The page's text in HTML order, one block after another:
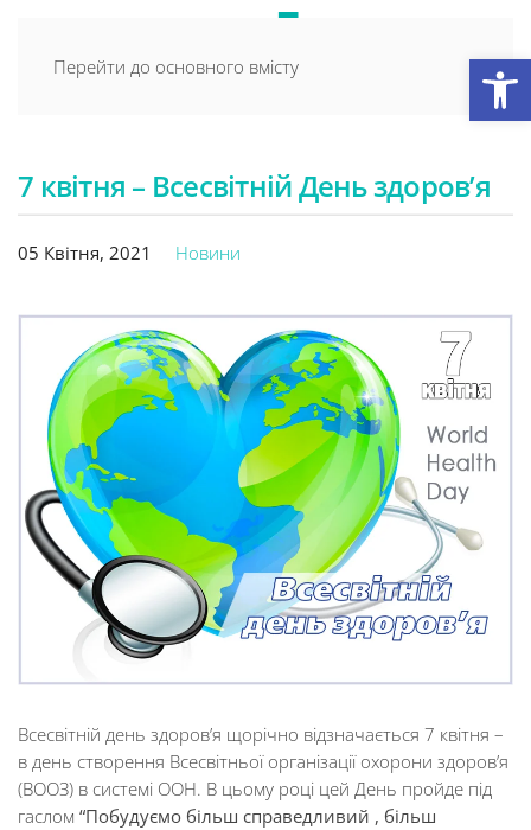
Перейти до основного вмісту
7 квітня – Всесвітній День здоров’я
05 Квітня, 2021 Новини
Всесвітній день здоров’я щорічно відзначається 7 квітня –
в день створення Всесвітньої організації охорони здоров’я
(ВООЗ) в системі ООН. В цьому році цей День пройде під
гаслом “Побудуємо більш справедливий , більш